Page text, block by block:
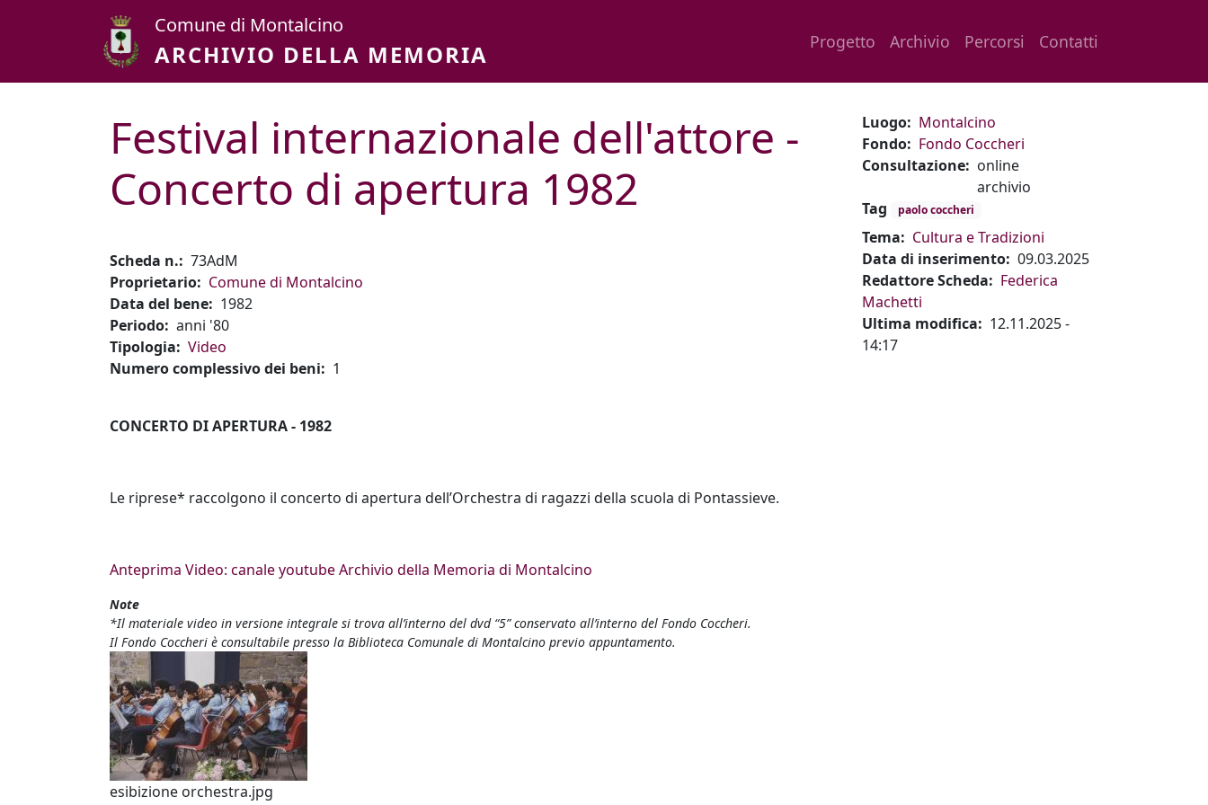
Comune di Montalcino
ARCHIVIO DELLA MEMORIA
Main navigation
Progetto Archivio Percorsi Contatti
Festival internazionale dell'attore -
Concerto di apertura 1982
Scheda n.
73AdM
Proprietario
Comune di Montalcino
Data del bene
1982
Periodo anni '80
Tipologia
Video
Numero complessivo dei beni
1
CONCERTO DI APERTURA - 1982
Le riprese* raccolgono il concerto di apertura dell’Orchestra di ragazzi della scuola di Pontassieve.
Anteprima Video: canale youtube Archivio della Memoria di Montalcino
Note
*Il materiale video in versione integrale si trova all’interno del dvd “5” conservato all’interno del Fondo Coccheri.
Il Fondo Coccheri è consultabile presso la Biblioteca Comunale di Montalcino previo appuntamento.
esibizione orchestra.jpg
Luogo
Montalcino
Fondo
Fondo Coccheri
Consultazione
online
archivio
Tag
paolo coccheri
Tema
Cultura e Tradizioni
Data di inserimento 09.03.2025
Redattore Scheda
Federica
Machetti
Ultima modifica
12.11.2025 -
14:17